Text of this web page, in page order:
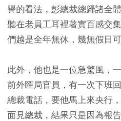
譽的看法，彭總裁總歸諸全
聽在老員工耳裡著實百感交
們越是全年無休，幾無假日可
此外，他也是一位急驚風，
前外匯局官員，有一次下班
總裁電話，要他馬上來央行
面見總裁，結果只是因為報